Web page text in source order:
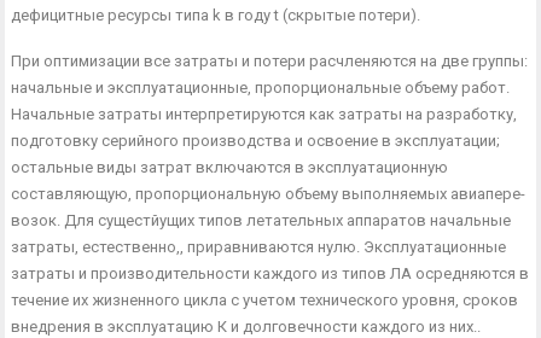
дефицитные ресурсы типа k в году t (скрытые потери).
При оптимизации все затраты и потери расчленяются на две группы:
начальные и эксплуатационные, пропорциональные объему работ.
Начальные затраты интерпретируются как затраты на раз­работку,
подготовку серийного производства и освоение в эксплу­атации;
остальные виды затрат включаются в эксплуатационную
составляющую, пропорциональную объему выполняемых авиапере­
возок. Для сущестйущих типов летательных аппаратов начальные
затраты, естественно,, приравниваются нулю. Эксплуатационные
затраты и производительности каждого из типов ЛА осредняются в
течение их жизненного цикла с учетом технического уровня, сро­ков
внедрения в эксплуатацию К и долговечности каждого из них..